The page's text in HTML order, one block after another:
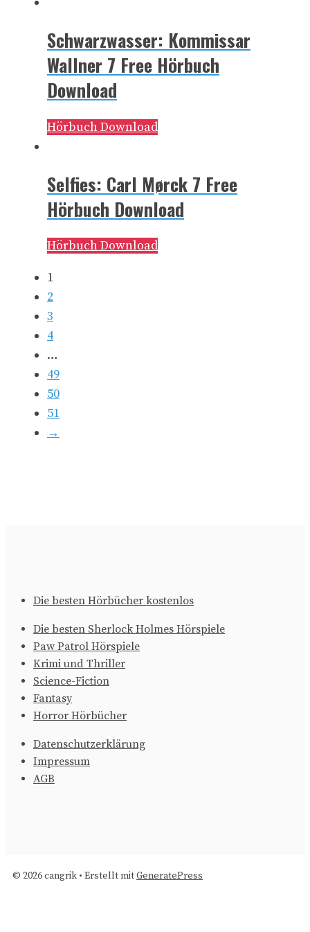
Schwarzwasser: Kommissar
Wallner 7 Free Hörbuch
Download
Hörbuch Download
Selfies: Carl Mørck 7 Free
Hörbuch Download
Hörbuch Download
1
2
3
4
…
49
50
51
→
Die besten Hörbücher kostenlos
Die besten Sherlock Holmes Hörspiele
Paw Patrol Hörspiele
Krimi und Thriller
Science-Fiction
Fantasy
Horror Hörbücher
Datenschutzerklärung
Impressum
AGB
© 2026 cangrik • Erstellt mitGeneratePress